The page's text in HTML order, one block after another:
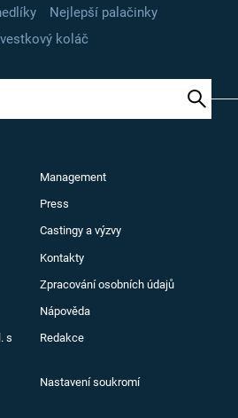
Nejlepší palačinky
koláč
Management
Press
Castingy a výzvy
Kontakty
Zpracování osobních údajů
Nápověda
s
Redakce
Nastavení soukromí